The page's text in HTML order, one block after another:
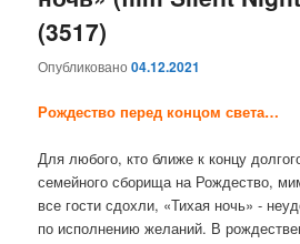
(3517)
Опубликовано04.12.2021
Рождество перед концом света…
Для любого, кто ближе к концу
семейного сборища на Рождество,
все гости сдохли, «Тихая ночь» -
по исполнению желаний. В